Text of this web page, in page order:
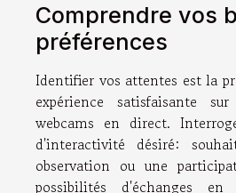
Comprendre vos
préférences
Identifier vos attentes est la
expérience satisfaisante
webcams en direct.
d'interactivité désiré:
observation ou une
possibilités d'échanges